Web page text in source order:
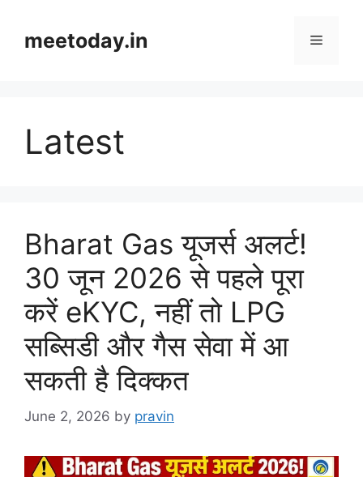
contentmeetoday.in Menu
Latest
Bharat Gas यूजर्स अलर्ट!
30 जून 2026 से पहले पूरा
करें eKYC, नहीं तो LPG
सब्सिडी और गैस सेवा में आ
सकती है दिक्कत
June 2, 2026 by pravin